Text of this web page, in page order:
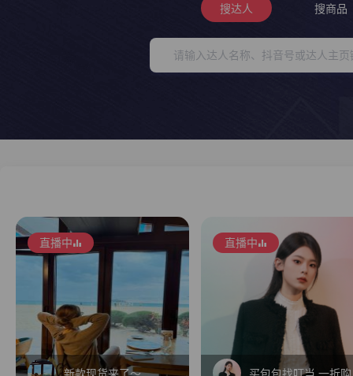
搜达人 搜商品
直播中
新款现货来了～
直播中
买包包找叮当,一折